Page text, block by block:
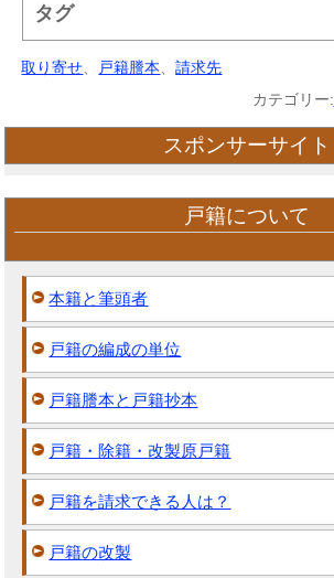
タグ
取り寄せ 戸籍謄本 、請求先
カテゴリー:
スポンサーサイト
戸籍について
本籍と筆頭者
戸籍の編成の単位
戸籍謄本と戸籍抄本
戸籍・除籍・改製原戸籍
戸籍を請求できる人は？
戸籍の改製